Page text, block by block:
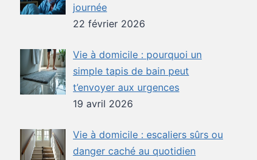
journée
22 février 2026
Vie à domicile : pourquoi un
simple tapis de bain peut
t’envoyer aux urgences
19 avril 2026
Vie à domicile : escaliers sûrs ou
danger caché au quotidien